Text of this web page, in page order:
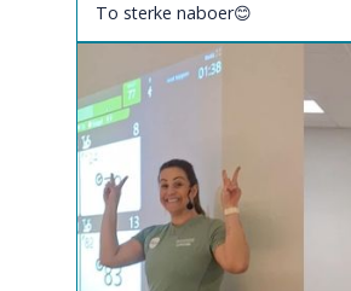
To sterke naboer😊